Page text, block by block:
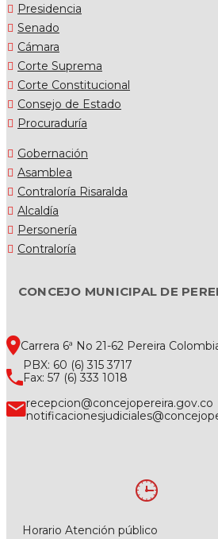
Presidencia
Senado
Cámara
Corte Suprema
Corte Constitucional
Consejo de Estado
Procuraduría
Gobernación
Asamblea
Contraloría Risaralda
Alcaldía
Personería
Contraloría
CONCEJO MUNICIPAL DE
Carrera 6ª No 21-62 Pereira
PBX: 60 (6) 315 3717
Fax: 57 (6) 333 1018
recepcion@concejopereira.gov.co
Horario Atención público